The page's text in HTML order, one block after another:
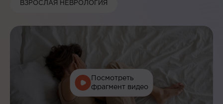
ВЗРОСЛАЯ НЕВРОЛОГИЯ
Посмотреть
фрагмент видео